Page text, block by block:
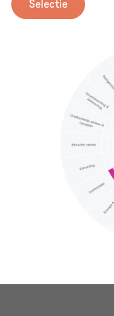
Selectie